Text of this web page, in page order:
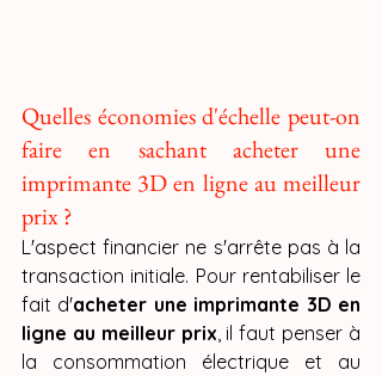
Quelles économies d'échelle peut-on
faire en sachant acheter une
imprimante 3D en ligne au meilleur
prix ?
L'aspect financier ne s'arrête pas à la
transaction initiale. Pour rentabiliser le
fait d'acheter une imprimante 3D en
ligne au meilleur prix , il faut penser à
la consommation électrique et au